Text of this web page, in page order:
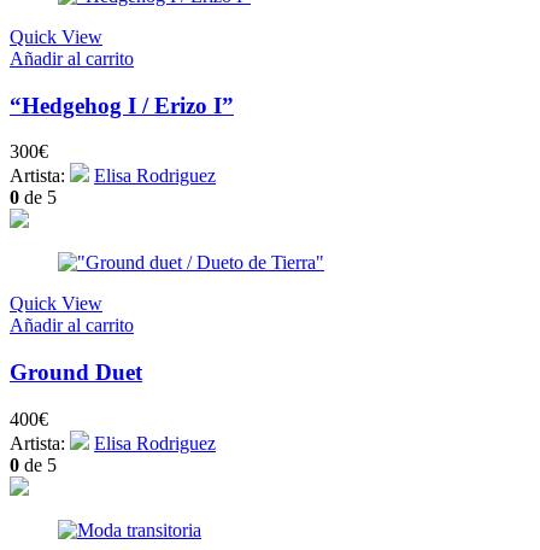
Quick View
Añadir al carrito
“Hedgehog I / Erizo I”
300€
Artista:
Elisa Rodriguez
0 de 5
Quick View
Añadir al carrito
Ground Duet
400€
Artista:
Elisa Rodriguez
0 de 5